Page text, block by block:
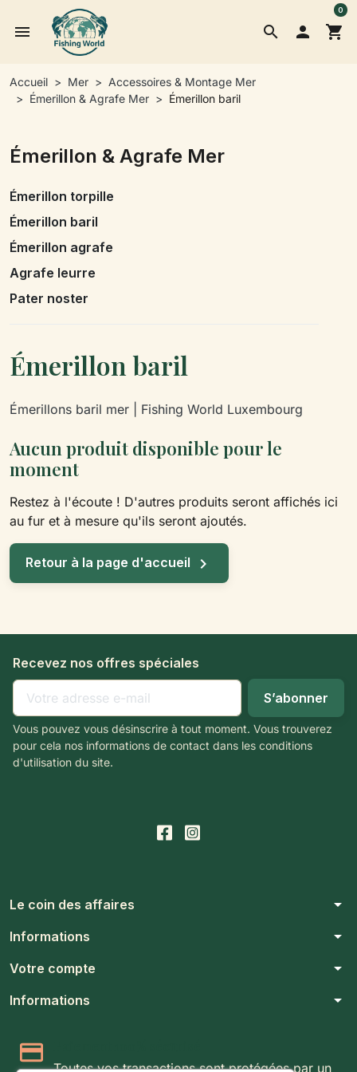
search
menu  shopping_cart
0
Accueil Mer
Accessoires & Montage Mer
Émerillon & Agrafe Mer
Émerillon baril
Émerillon & Agrafe Mer
Émerillon torpille
Émerillon baril
Émerillon agrafe
Agrafe leurre
Pater noster
Émerillon baril
Émerillons baril mer | Fishing World Luxembourg
Aucun produit disponible pour le
moment
Restez à l'écoute ! D'autres produits seront affichés ici
au fur et à mesure qu'ils seront ajoutés.
Retour à la page d'accueil 
Recevez nos offres spéciales
Vous pouvez vous désinscrire à tout moment. Vous trouverez
pour cela nos informations de contact dans les conditions
d'utilisation du site.
Le coin des affaires arrow_drop_down
Informations arrow_drop_down
Votre compte arrow_drop_down
Informations arrow_drop_down
Toutes vos transactions sont protégées par un